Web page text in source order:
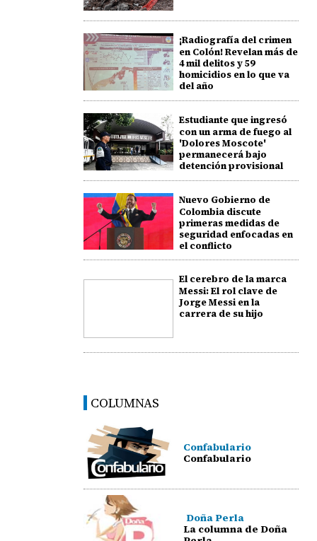
¡Radiografía del crimen
en Colón! Revelan más de
4 mil delitos y 59
homicidios en lo que va
del año
Estudiante que ingresó
con un arma de fuego al
'Dolores Moscote'
permanecerá bajo
detención provisional
Nuevo Gobierno de
Colombia discute
primeras medidas de
seguridad enfocadas en
el conflicto
El cerebro de la marca
Messi: El rol clave de
Jorge Messi en la
carrera de su hijo
COLUMNAS
Confabulario
Confabulario
Doña Perla
La columna de Doña